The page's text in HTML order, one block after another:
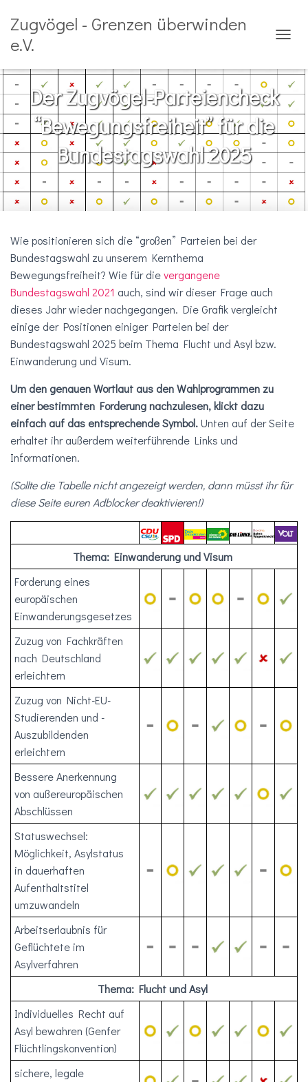
Zugvögel - Grenzen überwinden
e.V.
V
G
I
U
Der Zugvögel-Parteiencheck
“Bewegungsfreiheit” für die
Bundestagswahl 2025
Wie positionieren sich die “großen” Parteien bei der
Bundestagswahl zu unserem Kernthema
Bewegungsfreiheit? Wie für dievergangene
Bundestagswahl 2021 auch, sind wir dieser Frage auch
dieses Jahr wieder nachgegangen. Die Grafik vergleicht
einige der Positionen einiger Parteien bei der
Bundestagswahl 2025 beim Thema Flucht und Asyl bzw.
Einwanderung und Visum.
Um den genauen Wortlaut aus den Wahlprogrammen zu
einer bestimmten Forderung nachzulesen, klickt dazu
einfach auf das entsprechende Symbol.Unten auf der Seite
erhaltet ihraußerdem weiterführende Links und
Informationen.
(Sollte die Tabelle nicht angezeigt werden, dann müsst ihr für
diese Seite euren Adblocker deaktivieren!)
Thema: Einwanderung und Visum
Forderung eines
europäischen
Einwanderungsgesetzes
Zuzug von Fachkräften
nach Deutschland
erleichtern
Zuzug von Nicht-EU-
Studierenden und -
Auszubildenden
erleichtern
Bessere Anerkennung
von außereuropäischen
Abschlüssen
Statuswechsel:
Möglichkeit, Asylstatus
in dauerhaften
Aufenthaltstitel
umzuwandeln
Arbeitserlaubnis für
Geflüchtete im
Asylverfahren
Thema: Flucht und Asyl
Individuelles Recht auf
Asyl bewahren (Genfer
Flüchtlingskonvention)
sichere, legale